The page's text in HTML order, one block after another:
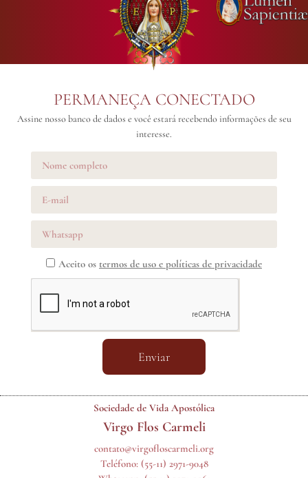
PERMANEÇA CONECTADO
Assine nosso banco de dados e você estará recebendo informações de seu
interesse.
Aceito os termos de uso e políticas de privacidade
Enviar
Sociedade de Vida Apostólica
Virgo Flos Carmeli
contato@virgofloscarmeli.org
Teléfono: (55-11) 2971-9048